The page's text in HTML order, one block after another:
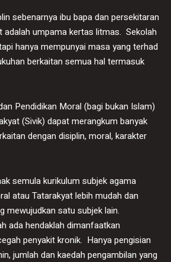
sebenarnya ibu bapa dan persekitaran
adalah umpama kertas litmas. Sekolah
hanya mempunyai masa yang terhad
berkaitan semua hal termasuk
Pendidikan Moral (bagi bukan Islam)
(Sivik) dapat merangkum banyak
dengan disiplin, moral, karakter
semula kurikulum subjek agama
atau Tatarakyat lebih mudah dan
mewujudkan satu subjek lain.
ada hendaklah dimanfaatkan
penyakit kronik. Hanya pengisian
jumlah dan kaedah pengambilan yang